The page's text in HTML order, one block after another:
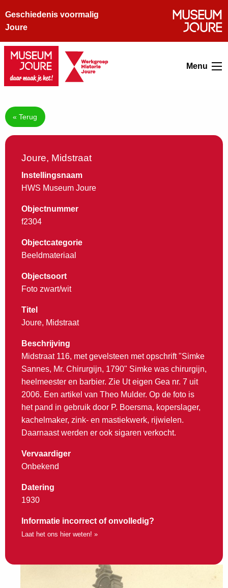
Geschiedenis voormalig
Joure
Menu
« Terug
Joure, Midstraat
Instellingsnaam
HWS Museum Joure
Objectnummer
f2304
Objectcategorie
Beeldmateriaal
Objectsoort
Foto zwart/wit
Titel
Joure, Midstraat
Beschrijving
Midstraat 116, met gevelsteen met opschrift "Simke
Sannes, Mr. Chirurgijn, 1790" Simke was chirurgijn,
heelmeester en barbier. Zie Ut eigen Gea nr. 7 uit
2006. Een artikel van Theo Mulder. Op de foto is
het pand in gebruik door P. Boersma, koperslager,
kachelmaker, zink- en mastiekwerk, rijwielen.
Daarnaast werden er ook sigaren verkocht.
Vervaardiger
Onbekend
Datering
1930
Informatie incorrect of onvolledig?
Laat het ons hier weten! »